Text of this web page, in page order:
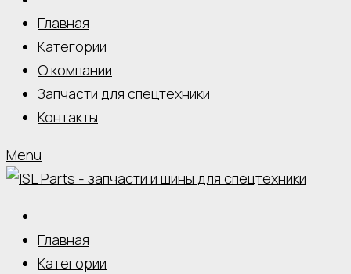
Главная
Категории
О компании
Запчасти для спецтехники
Контакты
Menu
Главная
Категории